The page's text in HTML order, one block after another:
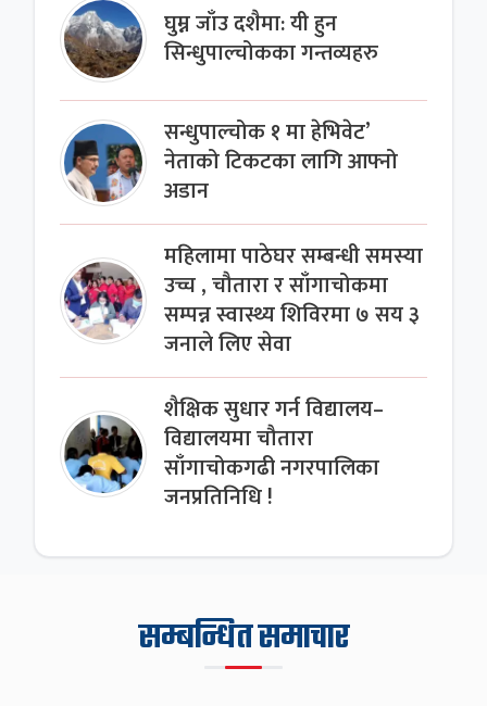
घुम्न जाँउ दशैमा: यी हुन
सिन्धुपाल्चोकका गन्तव्यहरु
सन्धुपाल्चोक १ मा हेभिवेट’
नेताको टिकटका लागि आफ्नो
अडान
महिलामा पाठेघर सम्बन्धी समस्या
उच्च , चौतारा र साँगाचोकमा
सम्पन्न स्वास्थ्य शिविरमा ७ सय ३
जनाले लिए सेवा
शैक्षिक सुधार गर्न विद्यालय–
विद्यालयमा चौतारा
साँगाचोकगढी नगरपालिका
जनप्रतिनिधि !
सम्बन्धित समाचार